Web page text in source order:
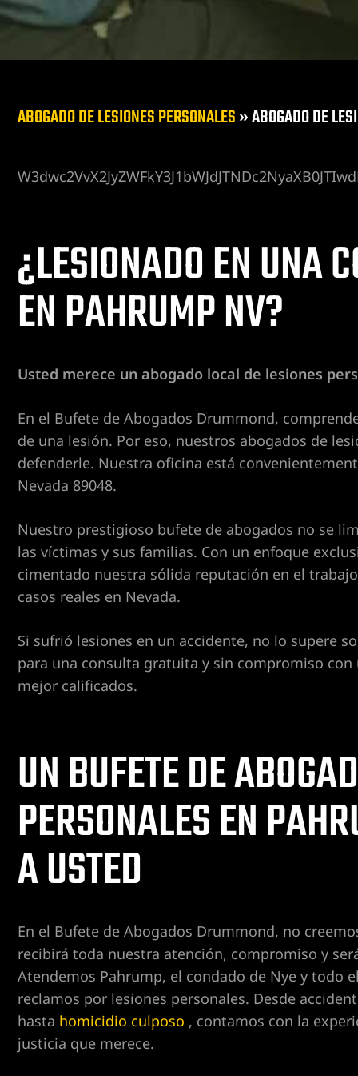
Vegas
en
en
en Las
Las
de
ABOGADO DE LESIONES PERSONALES»ABOGADO DE
¿LESIONADO EN UNA
EN PAHRUMP NV?
Usted merece un abogado local de lesiones
En el Bufete de Abogados Drummond,
de una lesión. Por eso, nuestros abogados de
defenderle. Nuestra oficina está
Nevada 89048.
Nuestro prestigioso bufete de abogados no se
las víctimas y sus familias. Con un enfoque
cimentado nuestra sólida reputación en el
casos reales en Nevada.
Si sufrió lesiones en un accidente, no lo supere
para una consulta gratuita y sin compromiso
mejor calificados.
UN BUFETE DE
PERSONALES EN
A USTED
En el Bufete de Abogados Drummond, no
recibirá toda nuestra atención, compromiso y
Atendemos Pahrump, el condado de Nye y todo
reclamos por lesiones personales. Desde
hasta homicidio culposo , contamos con la
justicia que merece.
en
en Las
North
de
en